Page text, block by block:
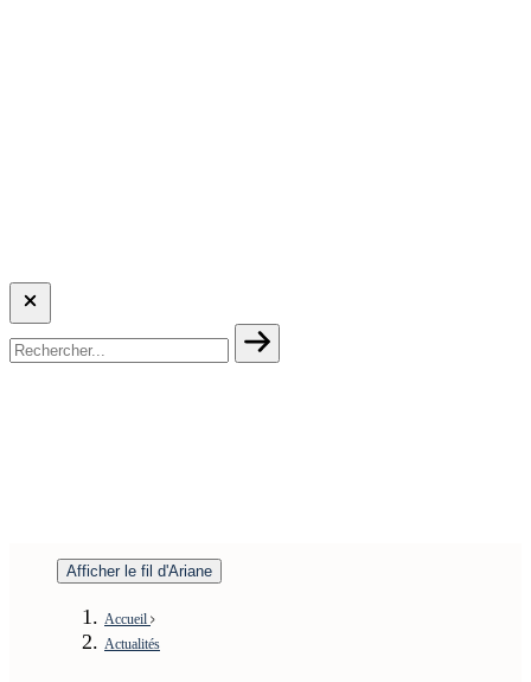
Afficher le fil d'Ariane
Accueil
Actualités